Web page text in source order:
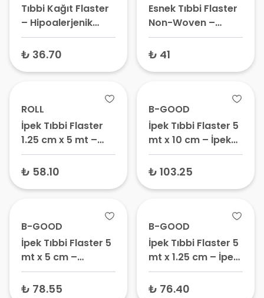
Tıbbi Kağıt Flaster
– Hipoalerjenik
Flaster Bant,
Antialerjik
₺ 36.70
Esnek Tıbbi Flaster
Non-Woven –
Esnek Sabitleme
Bandı, Hipoalerjenik
₺ 41
ROLL
İpek Tıbbi Flaster
1.25 cm x 5 mt –
Beyaz Flaster Bant,
Cerrahi Sabitleme
₺ 58.10
B-GOOD
İpek Tıbbi Flaster 5
mt x 10 cm – İpek
Flaster Bant,
Hipoalerjenik
₺ 103.25
B-GOOD
İpek Tıbbi Flaster 5
mt x 5 cm –
Hipoalerjenik İpek
Bant, Tıbbi
₺ 78.55
B-GOOD
İpek Tıbbi Flaster 5
mt x 1.25 cm – İpek
Flaster Bant,
Hipoalerjenik
₺ 76.40